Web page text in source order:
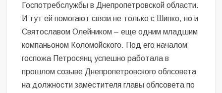
Госпотребслужбы в Днепропетровской области.
И тут ей помогают связи не только с Шипко, но и
Святославом Олейником – еще одним младшим
компаньоном Коломойского. Под его началом
госпожа Петросянц успешно работала в
прошлом созыве Днепропетровского облсовета
на должности заместителя главы облсовета по